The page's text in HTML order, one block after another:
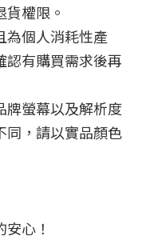
權限。
個人消耗性產
認有購買需求後再
螢幕以及解析度
同，請以實品顏色
心！